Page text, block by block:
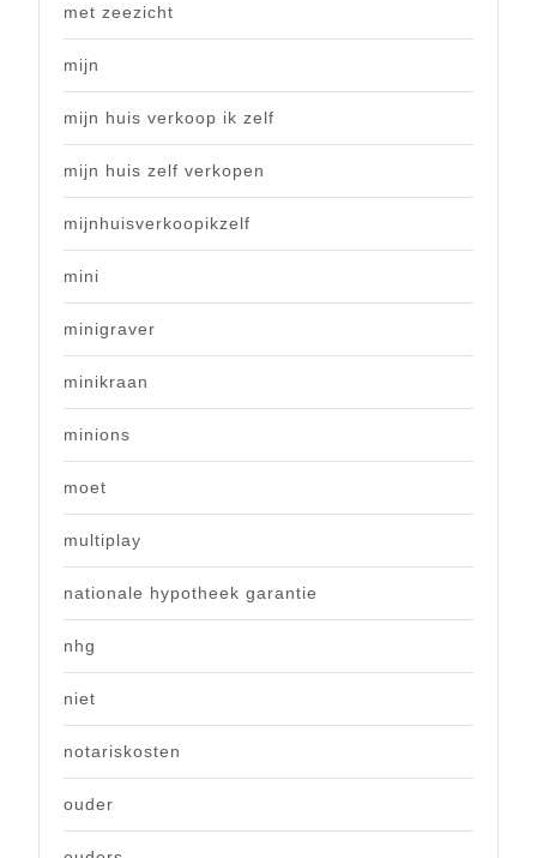
met zeezicht
mijn
mijn huis verkoop ik zelf
mijn huis zelf verkopen
mijnhuisverkoopikzelf
mini
minigraver
minikraan
minions
moet
multiplay
nationale hypotheek garantie
nhg
niet
notariskosten
ouder